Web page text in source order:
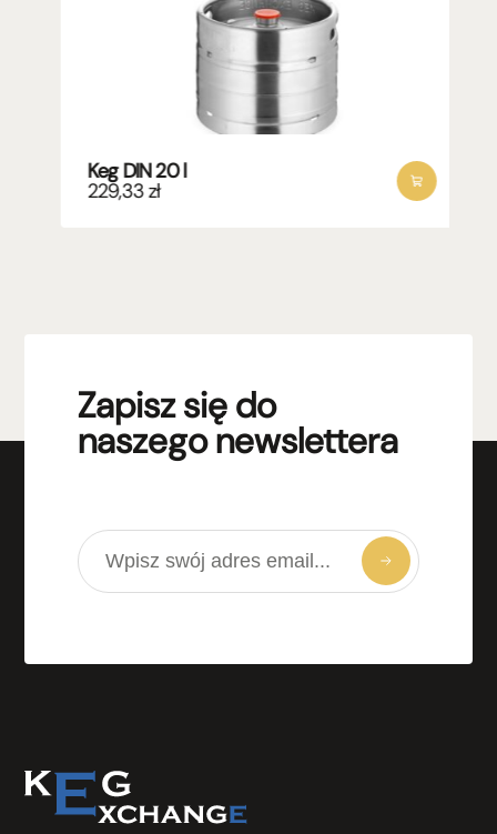
Keg DIN 20 l
229,33zł
Zapisz się do
naszego newslettera